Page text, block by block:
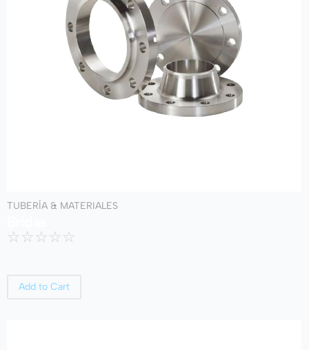
TUBERÍA & MATERIALES
☆☆☆☆☆
Add to Cart